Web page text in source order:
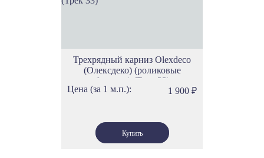
Трехрядный карниз Olexdeco
(Олексдеко) (роликовые
бегунки) (Трек 33)
Цена (за 1 м.п.):
1 900 ₽